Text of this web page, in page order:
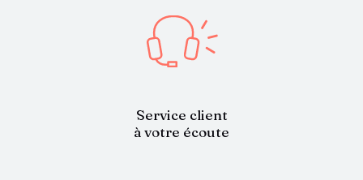
Service client
à votre écoute